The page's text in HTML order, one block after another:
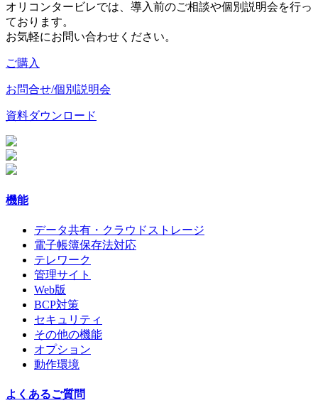
オリコンタービレでは、導入前のご相談や個別説明会を行っ
ております。
お気軽にお問い合わせください。
ご購入
お問合せ/個別説明会
資料ダウンロード
機能
データ共有・クラウドストレージ
電子帳簿保存法対応
テレワーク
管理サイト
Web版
BCP対策
セキュリティ
その他の機能
オプション
動作環境
よくあるご質問